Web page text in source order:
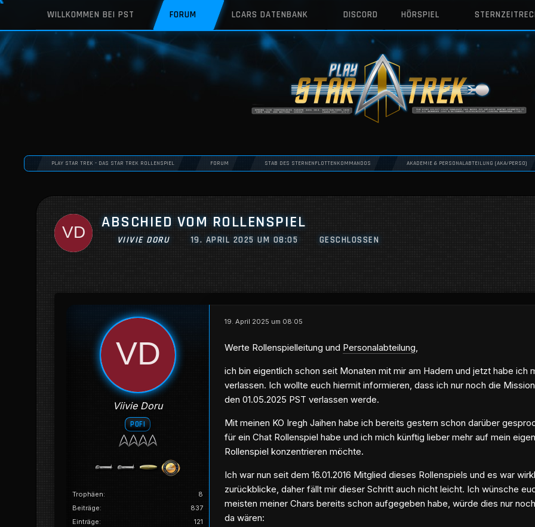
WILLKOMMEN BEI PST FORUM LCARS DATENBANK DISCORD HÖRSPIEL
PLAY STAR TREK - DAS STAR TREK ROLLENSPIEL FORUM STAB DES STERNENFLOTTENKOMMANDOS AKADEMIE & PERSONALABTEILUNG (AKA/PERSO)
ABSCHIED VOM ROLLENSPIEL
VIIVIE DORU 19. APRIL 2025 UM 08:05 GESCHLOSSEN
Viivie Doru
POFI
Trophäen
8
Beiträge
837
Einträge
121
19. April 2025 um 08:05
Werte Rollenspielleitung und Personalabteilung,
ich bin eigentlich schon seit Monaten mit mir am Hadern und jetzt habe ich
verlassen. Ich wollte euch hiermit informieren, dass ich nur noch die
den 01.05.2025 PST verlassen werde.
Mit meinen KO Iregh Jaihen habe ich bereits gestern schon darüber
für ein Chat Rollenspiel habe und ich mich künftig lieber mehr auf mein
Rollenspiel konzentrieren möchte.
Ich war nun seit dem 16.01.2016 Mitglied dieses Rollenspiels und es war
zurückblicke, daher fällt mir dieser Schritt auch nicht leicht. Ich wünsche
meisten meiner Chars bereits schon aufgegeben habe, würde dies nur
da wären: